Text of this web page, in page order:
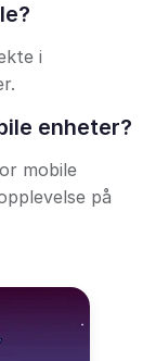
i
enheter?
mobile
på